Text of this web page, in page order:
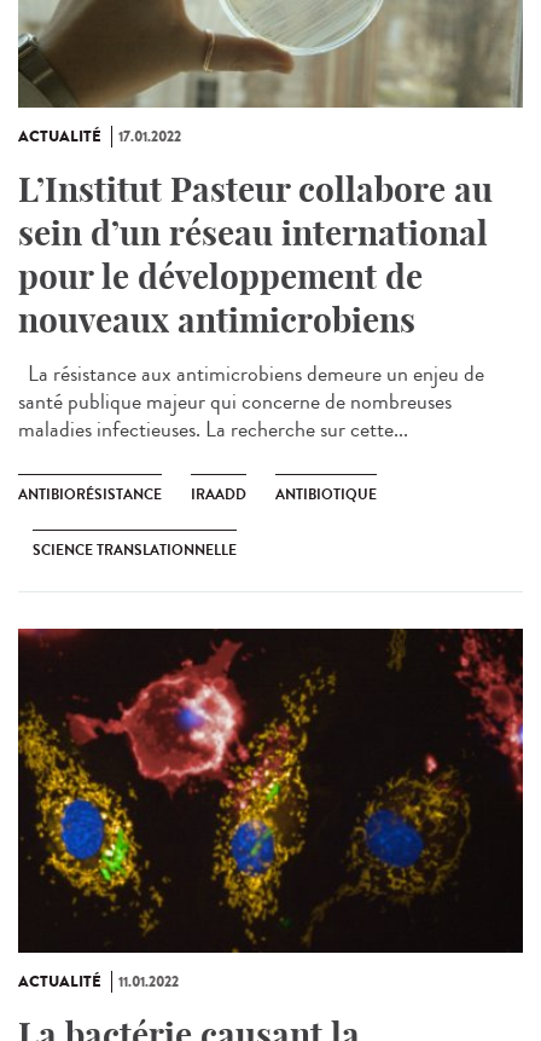
ACTUALITÉ 17.01.2022
L’Institut Pasteur collabore au
sein d’un réseau international
pour le développement de
nouveaux antimicrobiens
La résistance aux antimicrobiens demeure un enjeu de
santé publique majeur qui concerne de nombreuses
maladies infectieuses. La recherche sur cette...
ANTIBIORÉSISTANCE IRAADD ANTIBIOTIQUE
SCIENCE TRANSLATIONNELLE
ACTUALITÉ 11.01.2022